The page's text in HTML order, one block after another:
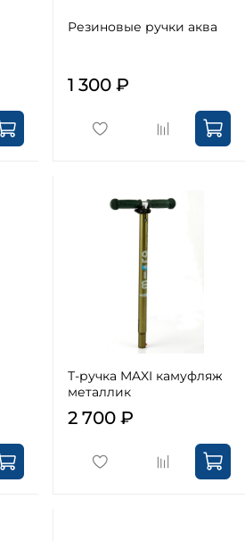
Резиновые ручки аква
1 300 ₽
Т-ручка MAXI камуфляж
металлик
2 700 ₽